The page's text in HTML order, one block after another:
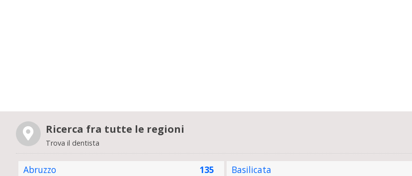
Ricerca fra tutte le regioni
Trova il dentista
Abruzzo 135 Basilicata